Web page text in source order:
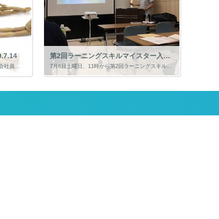
ラーニングスキルマイスター講座には、会社員、公務員、団体職員、自営業者、看護師、主婦など、様々な職種の方が受講に来られます。 一般的に考えると安定した職業の方もいらっしゃいます。なのになぜ当講座を受講するのでしょうか。 […]
第2回ラーニングスキルマイスター入門講座を開催 2019.7.7
7月6日土曜日、11時から第2回ラーニングスキルマイスター入門講座を開催しました。 ラーニングスキルマイスター入門講座は、養成講座のPart1「人生100年時代」、Part2「ラーニングスキルマイスター協会」を1時間で学 […]